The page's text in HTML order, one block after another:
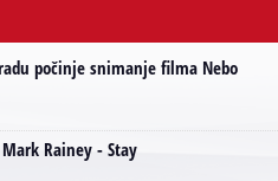
počinje snimanje filma Nebo
Rainey - Stay